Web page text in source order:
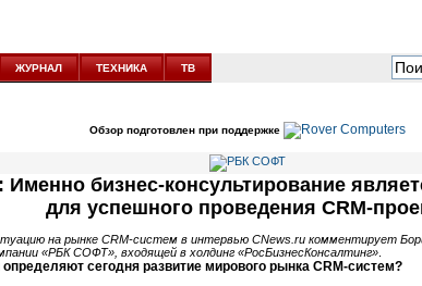
новых условиях
ЖУРНАЛ ТЕХНИКА ТВ
Обзор подготовлен при поддержке
Именно бизнес-консультирование
для успешного проведения CRM-
на рынке CRM-систем в интервью CNews.ru комментирует
«РБК СОФТ», входящей в холдинг «РосБизнесКонсалтинг»
сегодня развитие мирового рынка CRM-систем?